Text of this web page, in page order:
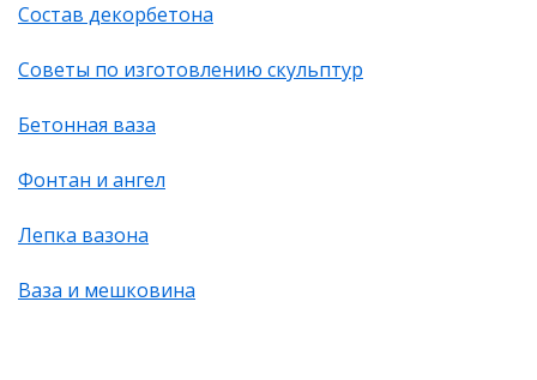
Состав декорбетона
Советы по изготовлению скульптур
Бетонная ваза
Фонтан и ангел
Лепка вазона
Ваза и мешковина